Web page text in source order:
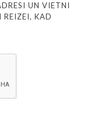
UN VIETNI
REIZEI, KAD